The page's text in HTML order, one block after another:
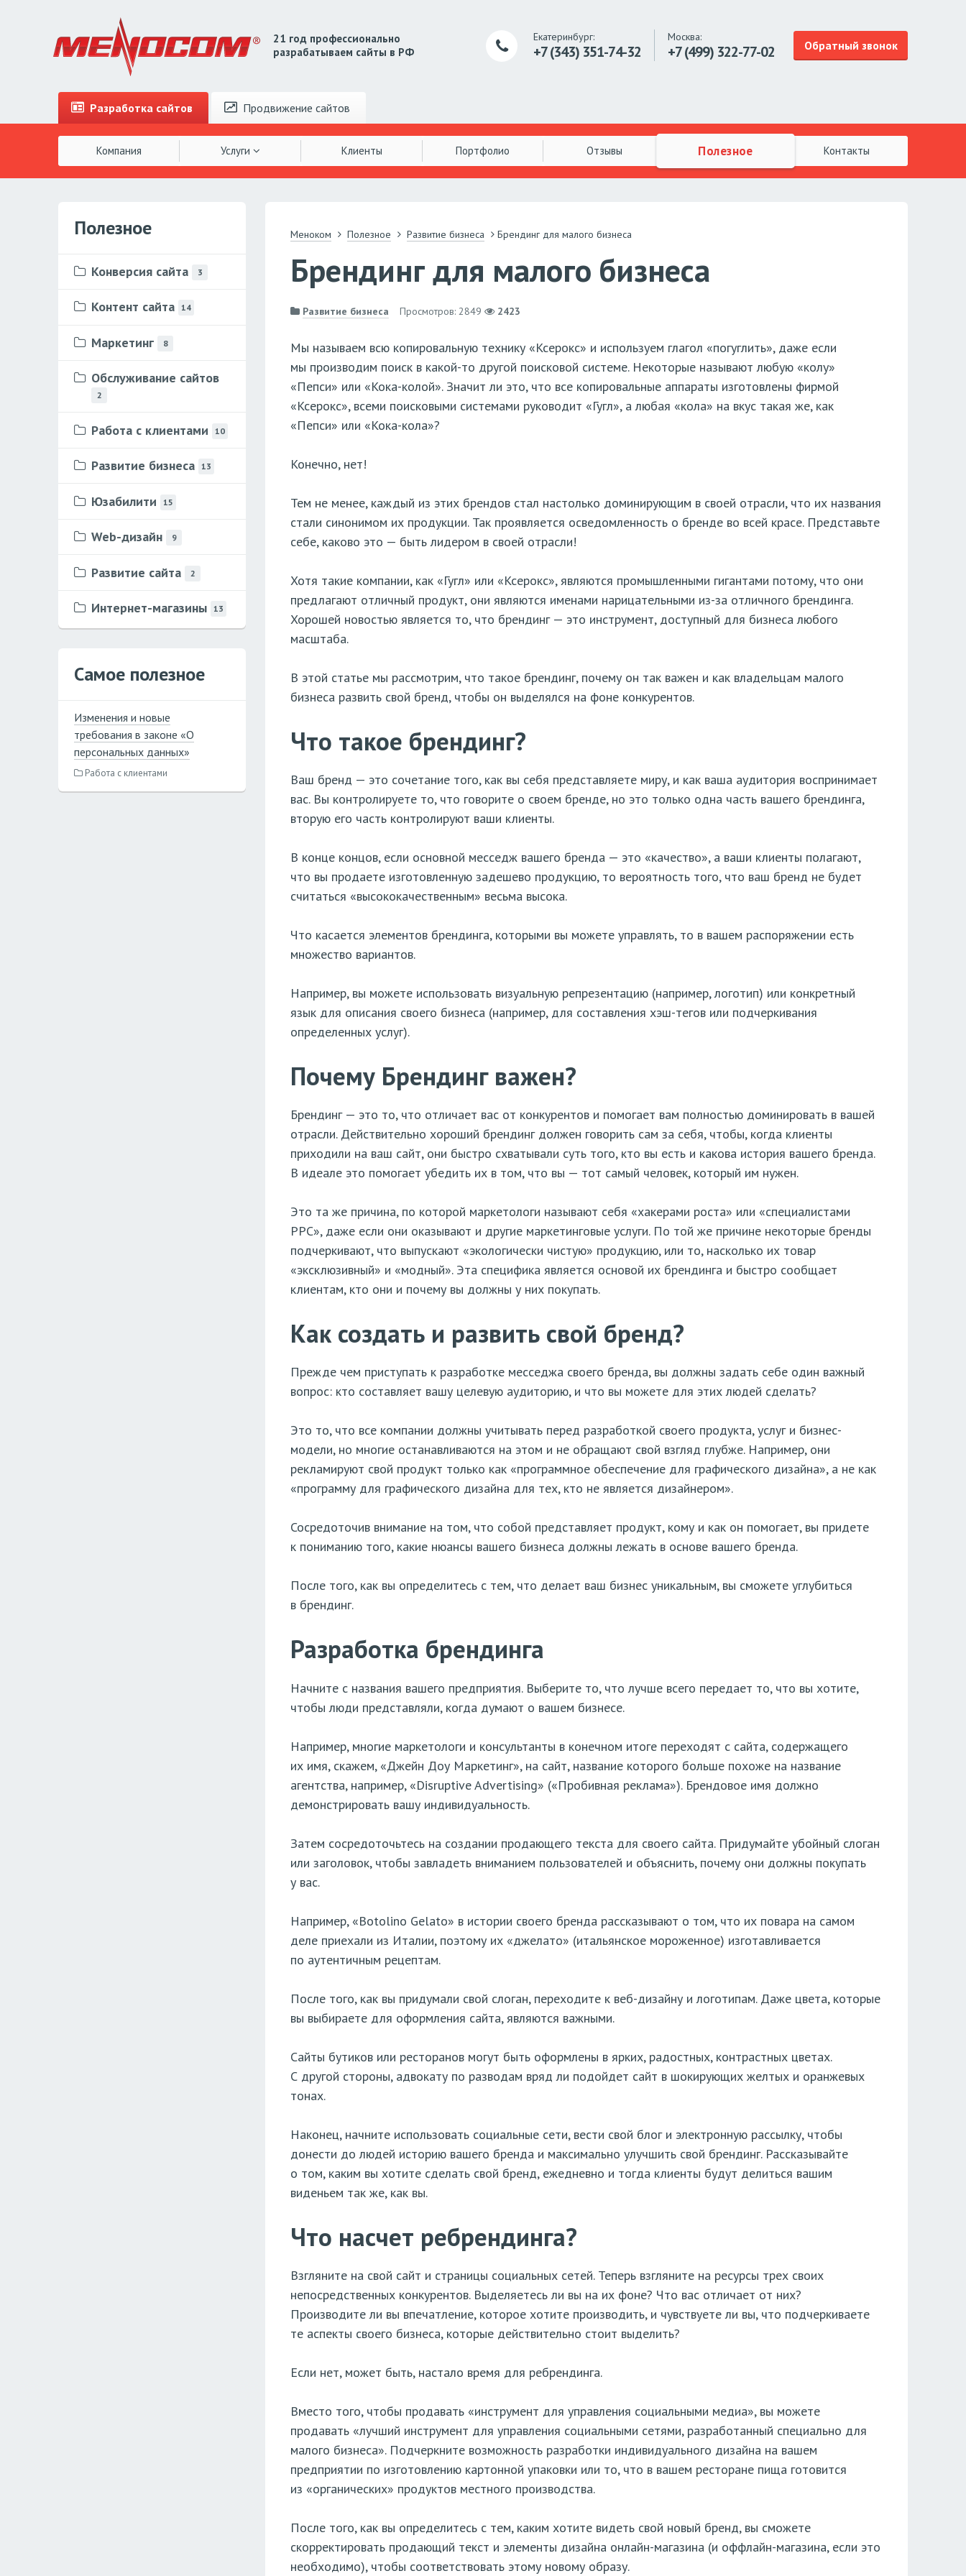
21 год профессионально
разрабатываем сайты в РФ
Екатеринбург:
+7 (343) 351-74-32
Москва:
+7 (499) 322-77-02 Обратный звонок
Разработка сайтов Продвижениесайтов
Компания Услуги Клиенты Портфолио Отзывы Полезное Контакты
Полезное
Конверсия сайта 3
Контент сайта 14
Маркетинг 8
Обслуживание сайтов
2
Работа с клиентами 10
Развитие бизнеса 13
Юзабилити 15
Web-дизайн 9
Развитие сайта 2
Интернет-магазины 13
Самое полезное
Изменения и новые
требования в законе «О
персональных данных»
Работа с клиентами
Меноком Полезное Развитие бизнеса Брендинг для малого бизнеса
Брендинг для малого бизнеса
Развитие бизнеса Просмотров: 2849 2423
Мы называем всю копировальную технику «Ксерокс» и используем глагол «погуглить», даже если
мы производим поиск в какой-то другой поисковой системе. Некоторые называют любую «колу»
«Пепси» или «Кока-колой». Значит ли это, что все копировальные аппараты изготовлены фирмой
«Ксерокс», всеми поисковыми системами руководит «Гугл», а любая «кола» на вкус такая же, как
«Пепси» или «Кока-кола»?
Конечно, нет!
Тем не менее, каждый из этих брендов стал настолько доминирующим в своей отрасли, что их названия
стали синонимом их продукции. Так проявляется осведомленность о бренде во всей красе. Представьте
себе, каково это — быть лидером в своей отрасли!
Хотя такие компании, как «Гугл» или «Ксерокс», являются промышленными гигантами потому, что они
предлагают отличный продукт, они являются именами нарицательными из-за отличного брендинга.
Хорошей новостью является то, что брендинг — это инструмент, доступный для бизнеса любого
масштаба.
В этой статье мы рассмотрим, что такое брендинг, почему он так важен и как владельцам малого
бизнеса развить свой бренд, чтобы он выделялся на фоне конкурентов.
Что такое брендинг?
Ваш бренд — это сочетание того, как вы себя представляете миру, и как ваша аудитория воспринимает
вас. Вы контролируете то, что говорите о своем бренде, но это только одна часть вашего брендинга,
вторую его часть контролируют ваши клиенты.
В конце концов, если основной месседж вашего бренда — это «качество», а ваши клиенты полагают,
что вы продаете изготовленную задешево продукцию, то вероятность того, что ваш бренд не будет
считаться «высококачественным» весьма высока.
Что касается элементов брендинга, которыми вы можете управлять, то в вашем распоряжении есть
множество вариантов.
Например, вы можете использовать визуальную репрезентацию (например, логотип) или конкретный
язык для описания своего бизнеса (например, для составления хэш-тегов или подчеркивания
определенных услуг).
Почему Брендинг важен?
Брендинг — это то, что отличает вас от конкурентов и помогает вам полностью доминировать в вашей
отрасли. Действительно хороший брендинг должен говорить сам за себя, чтобы, когда клиенты
приходили на ваш сайт, они быстро схватывали суть того, кто вы есть и какова история вашего бренда.
В идеале это помогает убедить их в том, что вы — тот самый человек, который им нужен.
Это та же причина, по которой маркетологи называют себя «хакерами роста» или «специалистами
PPC», даже если они оказывают и другие маркетинговые услуги. По той же причине некоторые бренды
подчеркивают, что выпускают «экологически чистую» продукцию, или то, насколько их товар
«эксклюзивный» и «модный». Эта специфика является основой их брендинга и быстро сообщает
клиентам, кто они и почему вы должны у них покупать.
Как создать и развить свой бренд?
Прежде чем приступать к разработке месседжа своего бренда, вы должны задать себе один важный
вопрос: кто составляет вашу целевую аудиторию, и что вы можете для этих людей сделать?
Это то, что все компании должны учитывать перед разработкой своего продукта, услуг и бизнес-
модели, но многие останавливаются на этом и не обращают свой взгляд глубже. Например, они
рекламируют свой продукт только как «программное обеспечение для графического дизайна», а не как
«программу для графического дизайна для тех, кто не является дизайнером».
Сосредоточив внимание на том, что собой представляет продукт, кому и как он помогает, вы придете
к пониманию того, какие нюансы вашего бизнеса должны лежать в основе вашего бренда.
После того, как вы определитесь с тем, что делает ваш бизнес уникальным, вы сможете углубиться
в брендинг.
Разработка брендинга
Начните с названия вашего предприятия. Выберите то, что лучше всего передает то, что вы хотите,
чтобы люди представляли, когда думают о вашем бизнесе.
Например, многие маркетологи и консультанты в конечном итоге переходят с сайта, содержащего
их имя, скажем, «Джейн Доу Маркетинг», на сайт, название которого больше похоже на название
агентства, например, «Disruptive Advertising» («Пробивная реклама»). Брендовое имя должно
демонстрировать вашу индивидуальность.
Затем сосредоточьтесь на создании продающего текста для своего сайта. Придумайте убойный слоган
или заголовок, чтобы завладеть вниманием пользователей и объяснить, почему они должны покупать
у вас.
Например, «Botolino Gelato» в истории своего бренда рассказывают о том, что их повара на самом
деле приехали из Италии, поэтому их «джелато» (итальянское мороженное) изготавливается
по аутентичным рецептам.
После того, как вы придумали свой слоган, переходите к веб-дизайну и логотипам. Даже цвета, которые
вы выбираете для оформления сайта, являются важными.
Сайты бутиков или ресторанов могут быть оформлены в ярких, радостных, контрастных цветах.
С другой стороны, адвокату по разводам вряд ли подойдет сайт в шокирующих желтых и оранжевых
тонах.
Наконец, начните использовать социальные сети, вести свой блог и электронную рассылку, чтобы
донести до людей историю вашего бренда и максимально улучшить свой брендинг. Рассказывайте
о том, каким вы хотите сделать свой бренд, ежедневно и тогда клиенты будут делиться вашим
виденьем так же, как вы.
Что насчет ребрендинга?
Взгляните на свой сайт и страницы социальных сетей. Теперь взгляните на ресурсы трех своих
непосредственных конкурентов. Выделяетесь ли вы на их фоне? Что вас отличает от них?
Производите ли вы впечатление, которое хотите производить, и чувствуете ли вы, что подчеркиваете
те аспекты своего бизнеса, которые действительно стоит выделить?
Если нет, может быть, настало время для ребрендинга.
Вместо того, чтобы продавать «инструмент для управления социальными медиа», вы можете
продавать «лучший инструмент для управления социальными сетями, разработанный специально для
малого бизнеса». Подчеркните возможность разработки индивидуального дизайна на вашем
предприятии по изготовлению картонной упаковки или то, что в вашем ресторане пища готовится
из «органических» продуктов местного производства.
После того, как вы определитесь с тем, каким хотите видеть свой новый бренд, вы сможете
скорректировать продающий текст и элементы дизайна онлайн-магазина (и оффлайн-магазина, если это
необходимо), чтобы соответствовать этому новому образу.